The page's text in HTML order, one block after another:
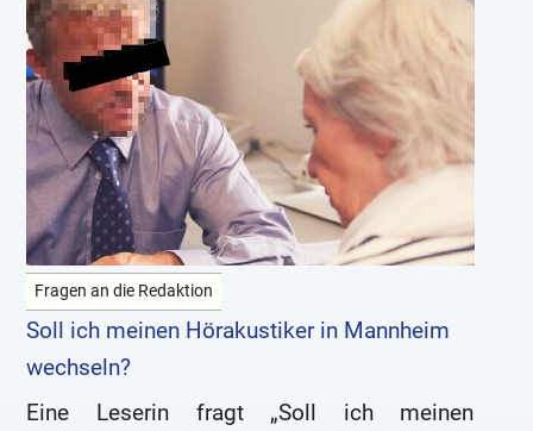
Fragen an die Redaktion
Soll ich meinen Hörakustiker in Mannheim
wechseln?
Eine Leserin fragt „Soll ich meinen